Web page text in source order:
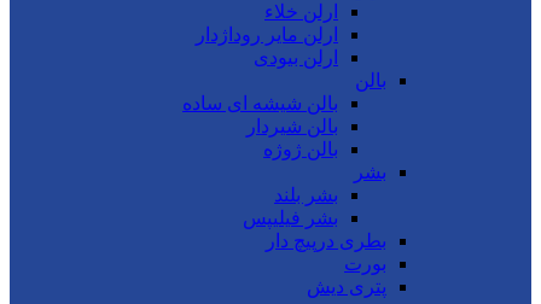
ارلن خلاء
ارلن مایر روداژدار
ارلن بیودی
بالن
بالن شیشه ای ساده
بالن شیردار
بالن ژوژه
بشر
بشر بلند
بشر فیلیپس
بطری درپیچ دار
بورت
پتری دیش